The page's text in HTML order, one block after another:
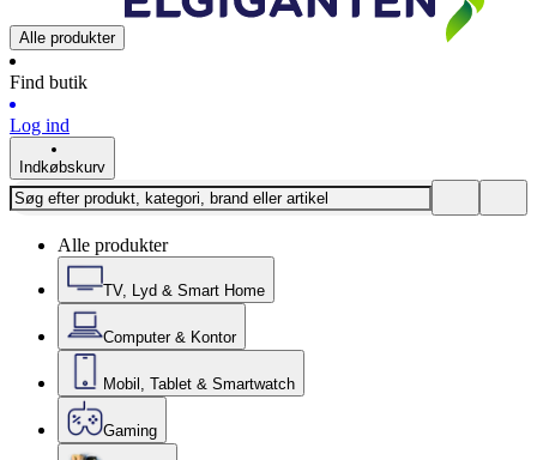
Alle produkter
Find butik
Log ind
Indkøbskurv
Alle produkter
TV, Lyd & Smart Home
Computer & Kontor
Mobil, Tablet & Smartwatch
Gaming